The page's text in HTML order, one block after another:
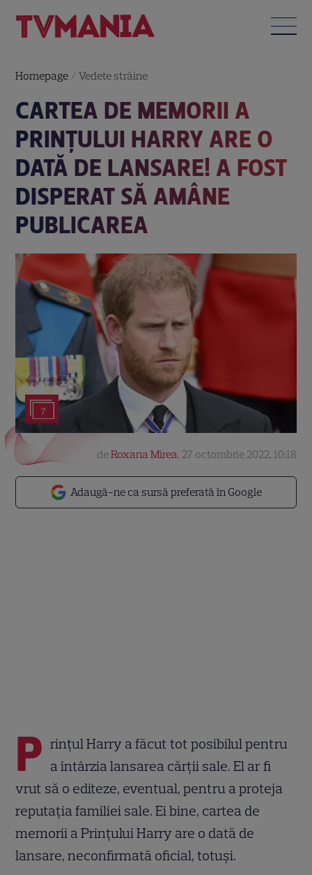
Homepage /Vedete străine
CARTEA DE MEMORII A
PRINȚULUI HARRY ARE O
DATĂ DE LANSARE! A FOST
DISPERAT SĂ AMÂNE
PUBLICAREA
7
Adaugă-ne ca sursă preferată în Google
deRoxana Mirea, 27 octombrie 2022, 10:18
P rințul Harry a făcut tot posibilul pentru
a întârzia lansarea cărții sale. El ar fi
vrut să o editeze, eventual, pentru a proteja
reputația familiei sale. Ei bine, cartea de
memorii a Prințului Harry are o dată de
lansare, neconfirmată oficial, totuși.